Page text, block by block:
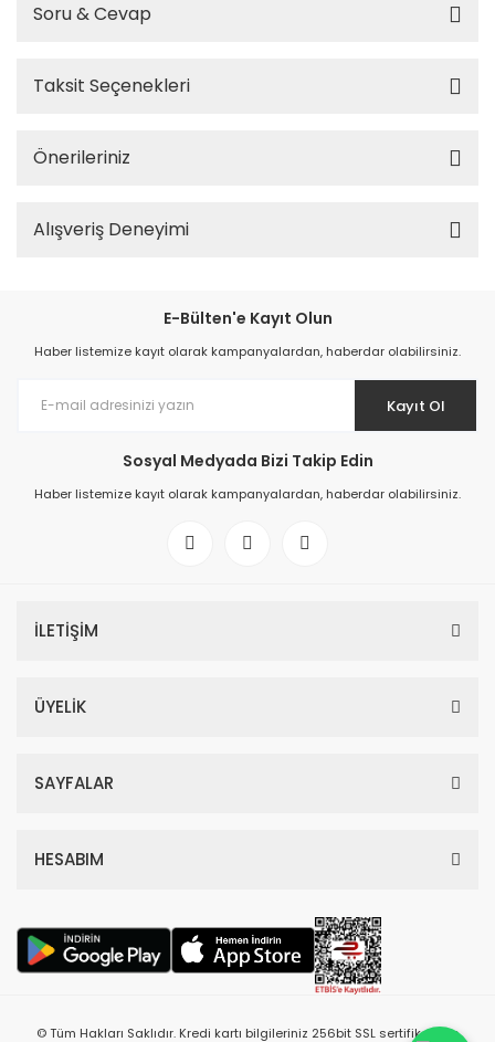
Soru & Cevap
Taksit Seçenekleri
Önerileriniz
Alışveriş Deneyimi
E-Bülten'e Kayıt Olun
Haber listemize kayıt olarak kampanyalardan, haberdar olabilirsiniz.
Kayıt Ol
Sosyal Medyada Bizi Takip Edin
Haber listemize kayıt olarak kampanyalardan, haberdar olabilirsiniz.
İLETİŞİM
ÜYELİK
SAYFALAR
HESABIM
© Tüm Hakları Saklıdır. Kredi kartı bilgileriniz 256bit SSL sertifikası ile